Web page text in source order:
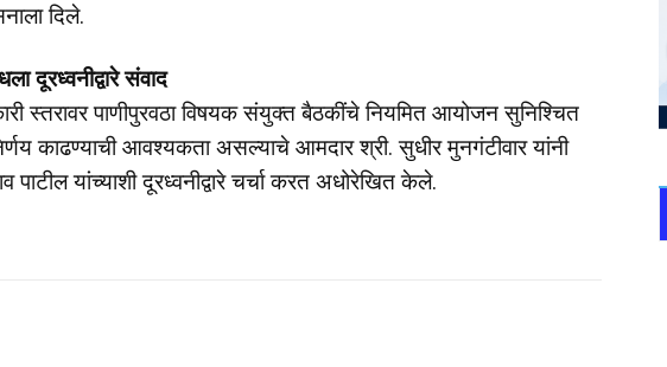
दिले.
दूरध्वनीद्वारे संवाद
स्तरावर पाणीपुरवठा विषयक संयुक्त बैठकींचे नियमित आयोजन सुनिश्चित
काढण्याची आवश्यकता असल्याचे आमदार श्री. सुधीर मुनगंटीवार यांनी
पाटील यांच्याशी दूरध्वनीद्वारे चर्चा करत अधोरेखित केले.